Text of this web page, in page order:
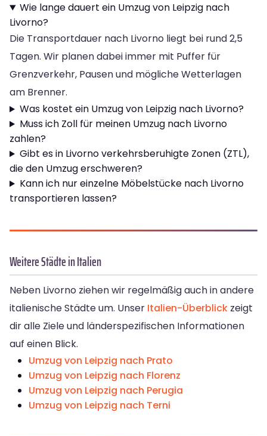
Wie lange dauert ein Umzug von Leipzig nach
Livorno?
Die Transportdauer nach Livorno liegt bei rund 2,5
Tagen. Wir planen dabei immer mit Puffer für
Grenzverkehr, Pausen und mögliche Wetterlagen
am Brenner.
Was kostet ein Umzug von Leipzig nach Livorno?
Muss ich Zoll für meinen Umzug nach Livorno
zahlen?
Gibt es in Livorno verkehrsberuhigte Zonen (ZTL),
die den Umzug erschweren?
Kann ich nur einzelne Möbelstücke nach Livorno
transportieren lassen?
Weitere Städte in Italien
Neben Livorno ziehen wir regelmäßig auch in andere
italienische Städte um. Unser Italien-Überblick zeigt
dir alle Ziele und länderspezifischen Informationen
auf einen Blick.
Umzug von Leipzig nach Prato
Umzug von Leipzig nach Florenz
Umzug von Leipzig nach Perugia
Umzug von Leipzig nach Terni